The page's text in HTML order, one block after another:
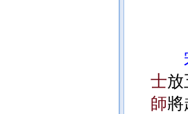
士放
師將